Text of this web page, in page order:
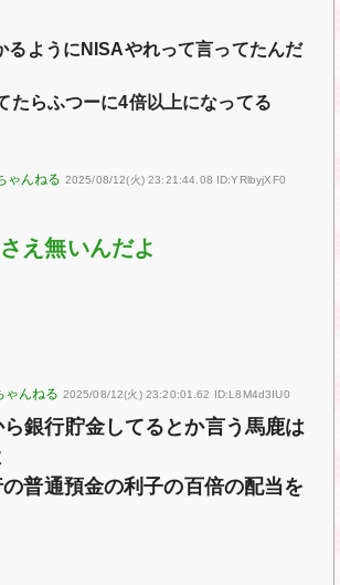
るようにNISAやれって言ってたんだ
たらふつーに4倍以上になってる
2025/08/12(火) 23:21:44.08 ID:YRlbyjXF0
え無いんだよ
2025/08/12(火) 23:20:01.62 ID:L8M4d3IU0
銀行貯金してるとか言う馬鹿は
普通預金の利子の百倍の配当を